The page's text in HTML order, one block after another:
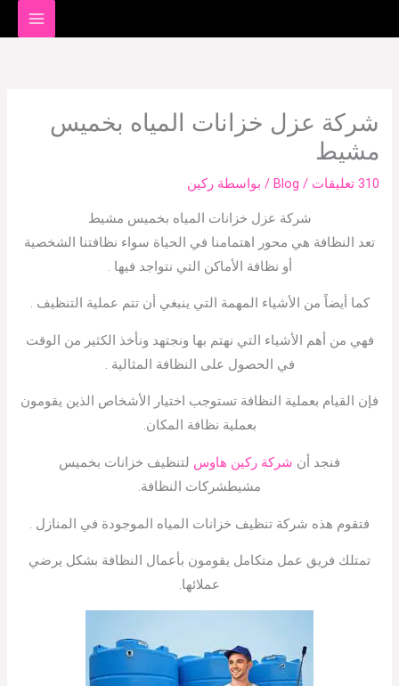
إلى
شركة عزل خزانات المياه بخميس
مشيط
310 تعليقات /
Blog / بواسطة ركين
شركة عزل خزانات المياه بخميس مشيط
تعد النظافة هي محور اهتمامنا في الحياة سواء نظافتنا الشخصية
أو نظافة الأماكن التي نتواجد فيها .
كما أيضاً من الأشياء المهمة التي ينبغي أن تتم عملية التنظيف .
فهي من أهم الأشياء التي نهتم بها ونجتهد ونأخذ الكثير من الوقت
في الحصول على النظافة المثالية .
فإن القيام بعملية النظافة تستوجب اختيار الأشخاص الذين يقومون
بعملية نظافة المكان.
فنجد أن شركة ركين هاوس لتنظيف خزانات بخميس
مشيطشركات النظافة.
فتقوم هذه شركة تنظيف خزانات المياه الموجودة في المنازل .
تمتلك فريق عمل متكامل يقومون بأعمال النظافة بشكل يرضي
عملائها.